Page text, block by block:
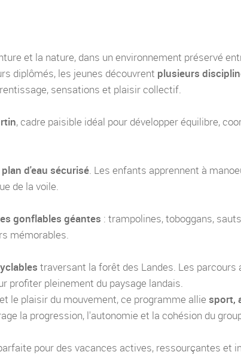
et la nature, dans un environnement préservé
diplômés, les jeunes découvrent plusieurs
sensations et plaisir collectif.
, cadre paisible idéal pour développer équilibre,
plan d'eau sécurisé. Les enfants apprennent à
de la voile.
gonflables géantes : trampolines, toboggans,
mémorables.
traversant la forêt des Landes. Les parcours
profiter pleinement du paysage landais.
le plaisir du mouvement, ce programme allie sport,
la progression, l'autonomie et la cohésion du
pour des vacances actives, ressourçantes et